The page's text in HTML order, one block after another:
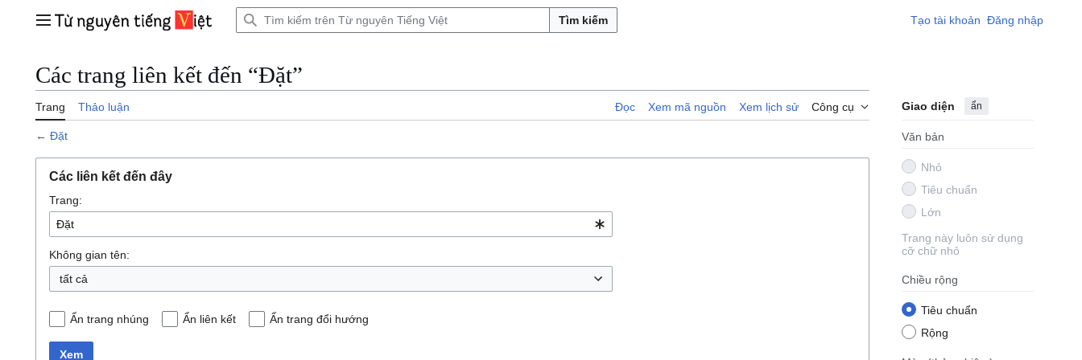
Trình đơn chính Tìm kiếm Tạo tài khoản Đăng nhập
Các trang liên kết đến “Đặt”
Trang Thảo luận Đọc Xem mã nguồn Xem lịch sử Công cụ Giao diện ẩn
Văn bản
Nhỏ
Tiêu chuẩn
Lớn
Trang này luôn sử dụng
cỡ chữ nhỏ
Chiều rộng
Tiêu chuẩn
Rộng
← Đặt
Các liên kết đến đây
Trang:
Không gian tên:
tất cả
Ẩn trang nhúng Ẩn liên kết Ẩn trang đổi hướng
Xem